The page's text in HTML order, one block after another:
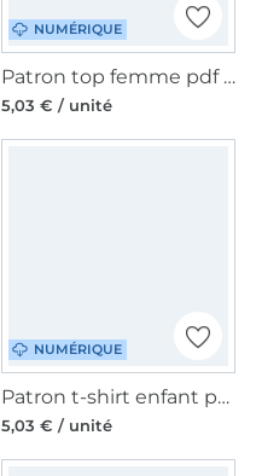
NUMÉRIQUE
Patron top femme pdf Tillie Sew Simple, en allemand
5,03 € / unité
NUMÉRIQUE
Patron t-shirt enfant pdf Meene Sew Simple, en allemand
5,03 € / unité